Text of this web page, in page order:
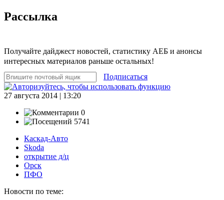
Рассылка
Получайте дайджест новостей, статистику АЕБ и анонсы
интересных материалов раньше остальных!
Подписаться
27 августа 2014 | 13:20
0
5741
Каскад-Авто
Skoda
открытие д/ц
Орск
ПФО
Новости по теме: